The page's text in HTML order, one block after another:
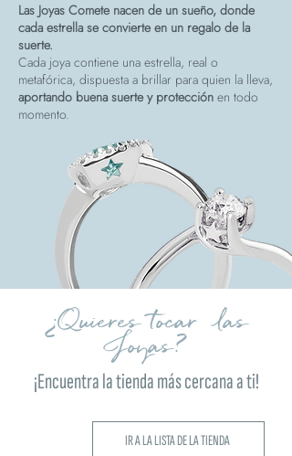
Las Joyas Comete nacen de un sueño, donde
cada estrella se convierte en un regalo de la
suerte.
Cada joya contiene una estrella, real o
metafórica, dispuesta a brillar para quien la lleva,
aportando buena suerte y protección en todo
momento.
¿Quieres tocar las
Joyas?
¡Encuentra la tienda más cercana a ti!
IR A LA LISTA DE LA TIENDA